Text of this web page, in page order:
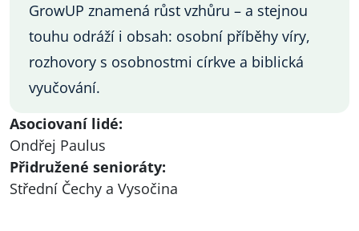
GrowUP znamená růst vzhůru – a stejnou
touhu odráží i obsah: osobní příběhy víry,
rozhovory s osobnostmi církve a biblická
vyučování.
Asociovaní lidé:
Ondřej Paulus
Přidružené senioráty:
Střední Čechy a Vysočina